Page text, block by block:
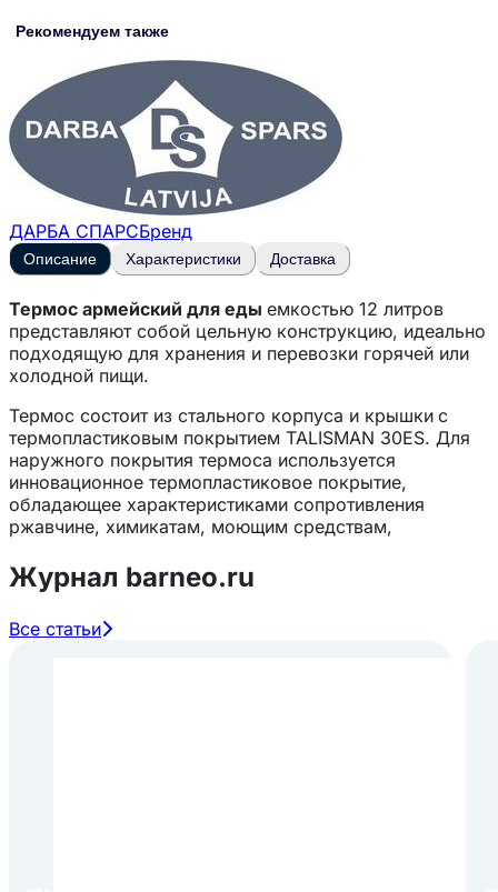
Рекомендуем также
ДАРБА СПАРСБренд
Описание Характеристики Доставка
Термос армейский для еды емкостью 12 литров
представляют собой цельную конструкцию, идеально
подходящую для хранения и перевозки горячей или
холодной пищи.
Термос состоит из стального корпуса и крышки с
термопластиковым покрытием TALISMAN 30ES. Для
наружного покрытия термоса используется
инновационное термопластиковое покрытие,
обладающее характеристиками сопротивления
ржавчине, химикатам, моющим средствам,
повреждениям.
Внутренняя колба изготовлена из
вытянутая (без швов). Изоляцией у термоса служит
Журнал barneo.ru
Все статьи